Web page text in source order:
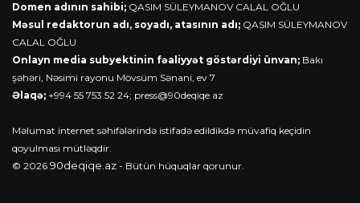
Domen adının sahibi; QASIM SÜLEYMANOV CALAL OĞLU
Məsul redaktorun adı, soyadı, atasının adı; QASIM SÜLEYMANOV
CALAL OĞLU
Onlayn media subyektinin fəaliyyət göstərdiyi ünvan; Bakı
şəhəri, Nəsimi rayonu Mövsüm Sənani, ev 7
Əlaqə; +994 55 753 52 24; press@90deqiqe.az
Məlumat internet səhifələrində istifadə edildikdə müvafiq keçidin
qoyulması mütləqdir.
© 2026 90deqiqe.az - Bütün hüquqlar qorunur.